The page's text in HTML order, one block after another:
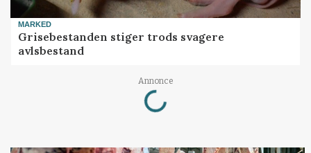
MARKED
Grisebestanden stiger trods svagere
avlsbestand
Annonce
Loading...